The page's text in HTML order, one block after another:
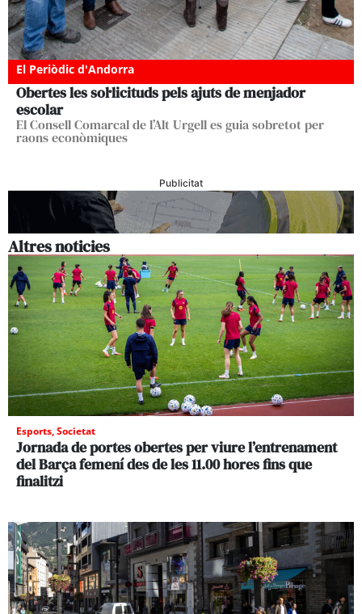
El Periòdic d'Andorra
Obertes les sol·licituds pels ajuts de menjador
escolar
El Consell Comarcal de l’Alt Urgell es guia sobretot per
raons econòmiques
Publicitat
Altres noticies
Esports,Societat
Jornada de portes obertes per viure l’entrenament
del Barça femení des de les 11.00 hores fins que
finalitzi